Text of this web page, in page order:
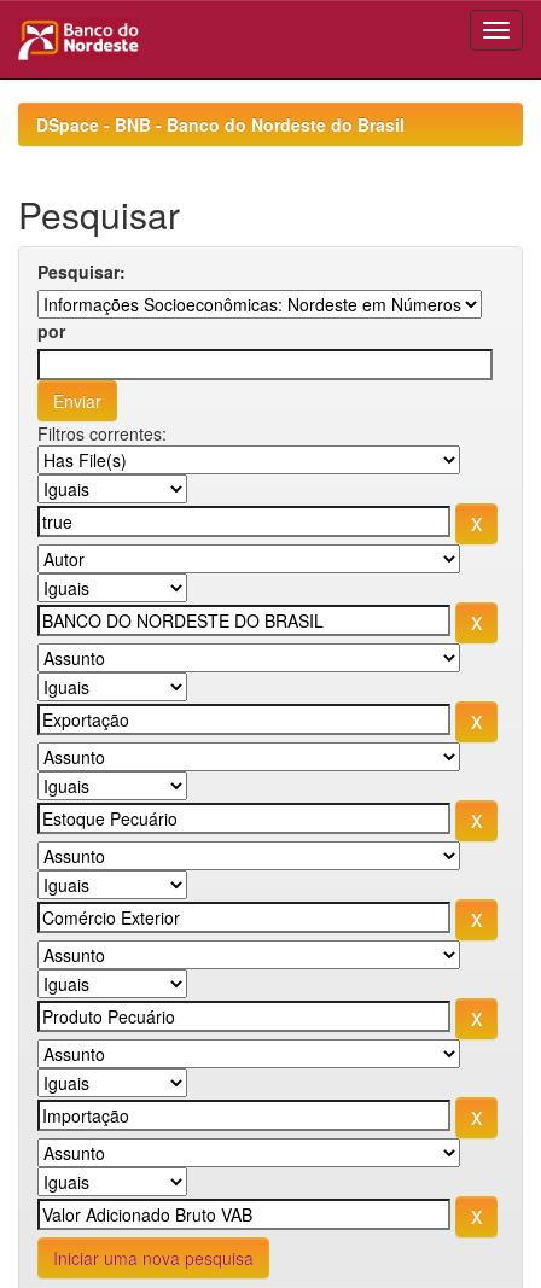
navigationDSpace - BNB - Banco do Nordeste do Brasil
Pesquisar
Pesquisar:
por
Filtros correntes:
Iniciar uma nova pesquisa